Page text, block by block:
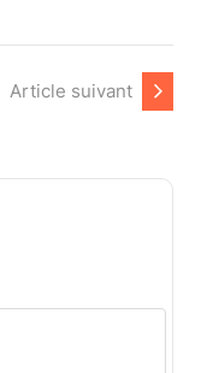
Article suivant